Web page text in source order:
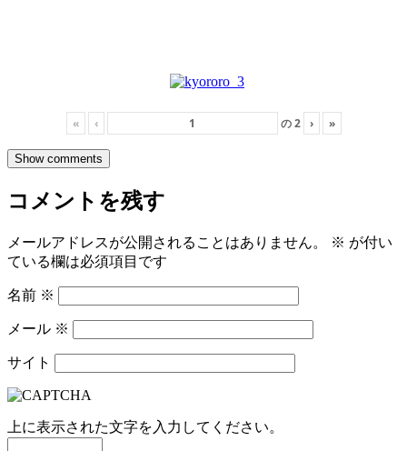
« ‹ の2 › »
Show comments
コメントを残す
メールアドレスが公開されることはありません。 ※ が付い
ている欄は必須項目です
名前 ※
メール ※
サイト
上に表示された文字を入力してください。